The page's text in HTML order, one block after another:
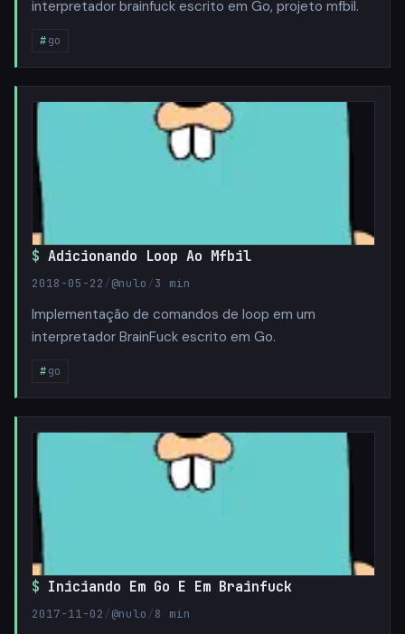
interpretador brainfuck escrito em Go, projeto mfbil.
go
Adicionando Loop Ao Mfbil
2018-05-22 /@nulo /3 min
Implementação de comandos de loop em um
interpretador BrainFuck escrito em Go.
go
Iniciando Em Go E Em Brainfuck
2017-11-02 /@nulo /8 min